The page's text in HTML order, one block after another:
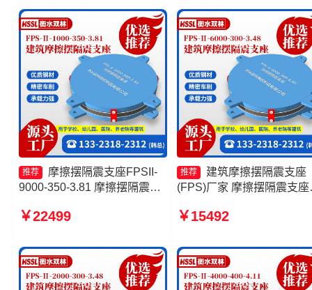
推荐
摩擦摆隔震支座FPSII-
9000-350-3.81 摩擦摆隔震支
工厂 建筑摩擦摆减隔震支座厂
￥22499
推荐
建筑摩擦摆隔震支座
(FPS)厂家 摩擦摆隔震支座
厂 摩擦摆隔震支座FPSII-
擦摆隔震支座FPSII-9000-
300-3.48
￥15492